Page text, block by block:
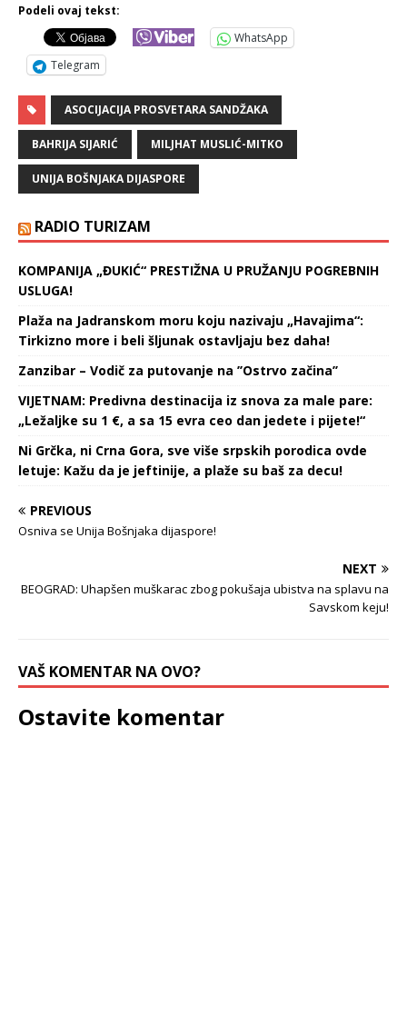
Podeli ovaj tekst:
WhatsApp
Telegram
ASOCIJACIJA PROSVETARA SANDŽAKA
BAHRIJA SIJARIĆ MILJHAT MUSLIĆ-MITKO
UNIJA BOŠNJAKA DIJASPORE
RADIO TURIZAM
KOMPANIJA „ĐUKIĆ“ PRESTIŽNA U PRUŽANJU POGREBNIH
USLUGA!
Plaža na Jadranskom moru koju nazivaju „Havajima“:
Tirkizno more i beli šljunak ostavljaju bez daha!
Zanzibar – Vodič za putovanje na ’’Ostrvo začina’’
VIJETNAM: Predivna destinacija iz snova za male pare:
„Ležaljke su 1 €, a sa 15 evra ceo dan jedete i pijete!“
Ni Grčka, ni Crna Gora, sve više srpskih porodica ovde
letuje: Kažu da je jeftinije, a plaže su baš za decu!
PREVIOUS
Osniva se Unija Bošnjaka dijaspore!
NEXT
BEOGRAD: Uhapšen muškarac zbog pokušaja ubistva na splavu na
Savskom keju!
VAŠ KOMENTAR NA OVO?
Ostavite komentar